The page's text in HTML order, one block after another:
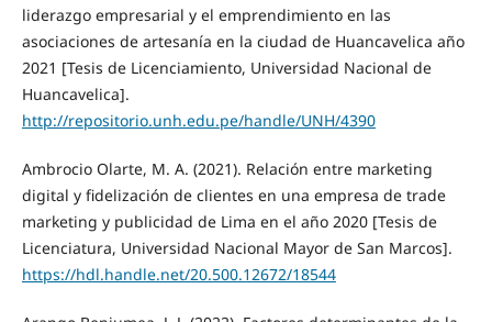
liderazgo empresarial y el emprendimiento en las
asociaciones de artesanía en la ciudad de Huancavelica año
2021 [Tesis de Licenciamiento, Universidad Nacional de
Huancavelica].
http://repositorio.unh.edu.pe/handle/UNH/4390
Ambrocio Olarte, M. A. (2021). Relación entre marketing
digital y fidelización de clientes en una empresa de trade
marketing y publicidad de Lima en el año 2020 [Tesis de
Licenciatura, Universidad Nacional Mayor de San Marcos].
https://hdl.handle.net/20.500.12672/18544